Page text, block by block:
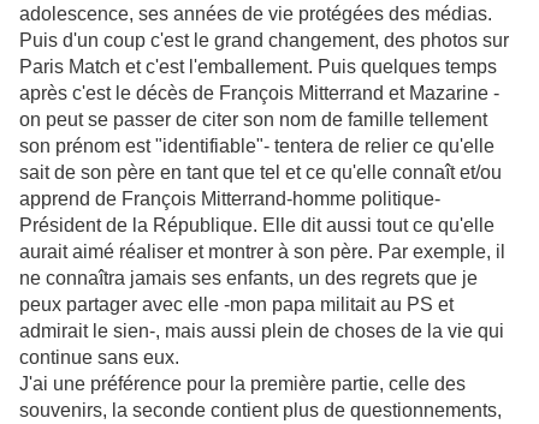
adolescence, ses années de vie protégées des médias.
Puis d'un coup c'est le grand changement, des photos sur
Paris Match et c'est l'emballement. Puis quelques temps
après c'est le décès de François Mitterrand et Mazarine -
on peut se passer de citer son nom de famille tellement
son prénom est "identifiable"- tentera de relier ce qu'elle
sait de son père en tant que tel et ce qu'elle connaît et/ou
apprend de François Mitterrand-homme politique-
Président de la République. Elle dit aussi tout ce qu'elle
aurait aimé réaliser et montrer à son père. Par exemple, il
ne connaîtra jamais ses enfants, un des regrets que je
peux partager avec elle -mon papa militait au PS et
admirait le sien-, mais aussi plein de choses de la vie qui
continue sans eux.
J'ai une préférence pour la première partie, celle des
souvenirs, la seconde contient plus de questionnements,